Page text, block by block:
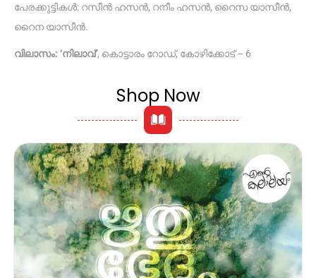
പേരക്കുട്ടികൾ: റസീൻ ഹസൻ, റനീം ഹസൻ, റൈസ യാസീൻ,
റൈന യാസീൻ.
വിലാസം: ‘നിലാവ്’, കൊട്ടാരം റോഡ്, കോഴിക്കോട് – 6
Shop Now